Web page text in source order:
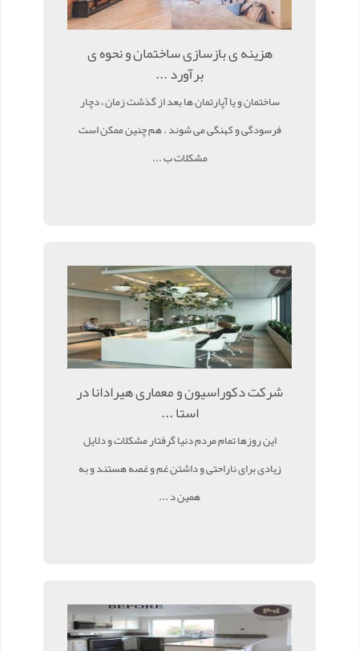
هزینه ی بازسازی ساختمان و نحوه ی
برآورد ...
ساختمان و یا آپارتمان ها بعد از گذشت زمان ، دچار
فرسودگی و کهنگی می شوند . هم چنین ممکن است
مشکلات ب ...
شرکت دکوراسیون و معماری هیرادانا در
استا ...
این روزها تمام مردم دنیا گرفتار مشکلات و دلایل
زیادی برای ناراحتی و داشتن غم و غصه هستند و به
همین د ...